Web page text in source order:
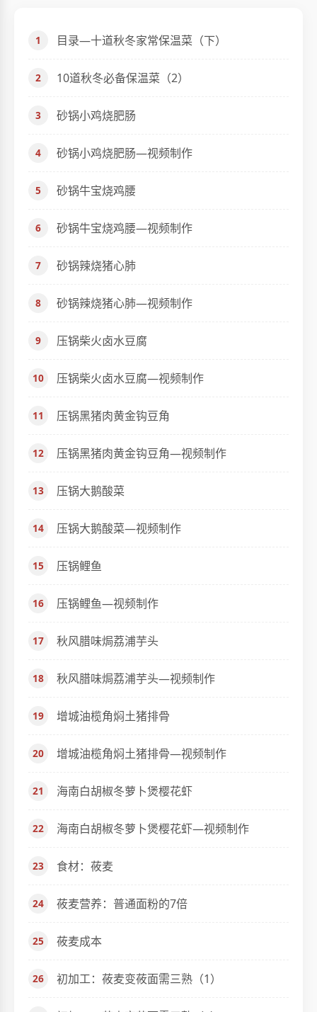
目录—十道秋冬家常保温菜（下）
10道秋冬必备保温菜（2）
砂锅小鸡烧肥肠
砂锅小鸡烧肥肠—视频制作
砂锅牛宝烧鸡腰
砂锅牛宝烧鸡腰—视频制作
砂锅辣烧猪心肺
砂锅辣烧猪心肺—视频制作
压锅柴火卤水豆腐
压锅柴火卤水豆腐—视频制作
压锅黑猪肉黄金钩豆角
压锅黑猪肉黄金钩豆角—视频制作
压锅大鹅酸菜
压锅大鹅酸菜—视频制作
压锅鲤鱼
压锅鲤鱼—视频制作
秋风腊味焗荔浦芋头
秋风腊味焗荔浦芋头—视频制作
增城油榄角焖土猪排骨
增城油榄角焖土猪排骨—视频制作
海南白胡椒冬萝卜煲樱花虾
海南白胡椒冬萝卜煲樱花虾—视频制作
食材：莜麦
莜麦营养：普通面粉的7倍
莜麦成本
初加工：莜麦变莜面需三熟（1）